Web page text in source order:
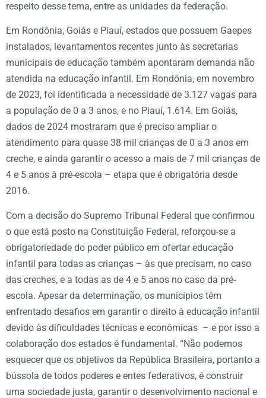
respeito desse tema, entre as unidades da federação.
Em Rondônia, Goiás e Piauí, estados que possuem Gaepes
instalados, levantamentos recentes junto às secretarias
municipais de educação também apontaram demanda não
atendida na educação infantil. Em Rondônia, em novembro
de 2023, foi identificada a necessidade de 3.127 vagas para
a população de 0 a 3 anos, e no Piauí, 1.614. Em Goiás,
dados de 2024 mostraram que é preciso ampliar o
atendimento para quase 38 mil crianças de 0 a 3 anos em
creche, e ainda garantir o acesso a mais de 7 mil crianças de
4 e 5 anos à pré-escola – etapa que é obrigatória desde
2016.
Com a decisão do Supremo Tribunal Federal que confirmou
o que está posto na Constituição Federal, reforçou-se a
obrigatoriedade do poder público em ofertar educação
infantil para todas as crianças – às que precisam, no caso
das creches, e a todas as de 4 e 5 anos no caso da pré-
escola. Apesar da determinação, os municípios têm
enfrentado desafios em garantir o direito à educação infantil
devido às dificuldades técnicas e econômicas – e por isso a
colaboração dos estados é fundamental. “Não podemos
esquecer que os objetivos da República Brasileira, portanto a
bússola de todos poderes e entes federativos, é construir
uma sociedade justa, garantir o desenvolvimento nacional e